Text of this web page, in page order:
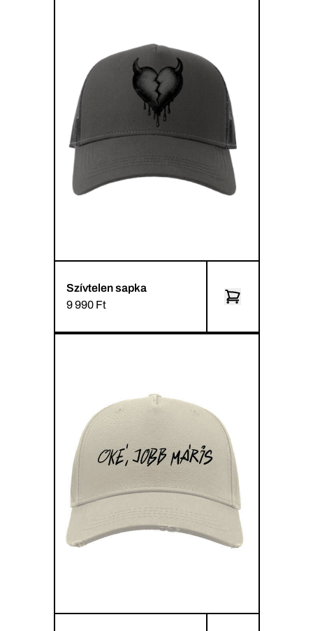
Szívtelen sapka
9 990 Ft